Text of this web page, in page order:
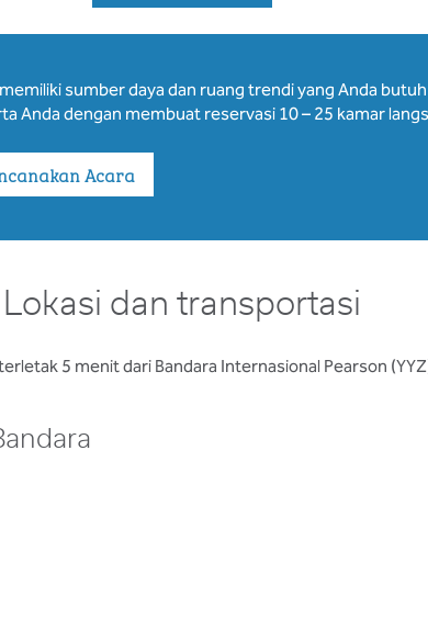
sumber daya dan ruang trendi yang Anda
Anda dengan membuat reservasi 10 – 25 kamar
Acara
Lokasi dan transportasi
5 menit dari Bandara Internasional Pearson